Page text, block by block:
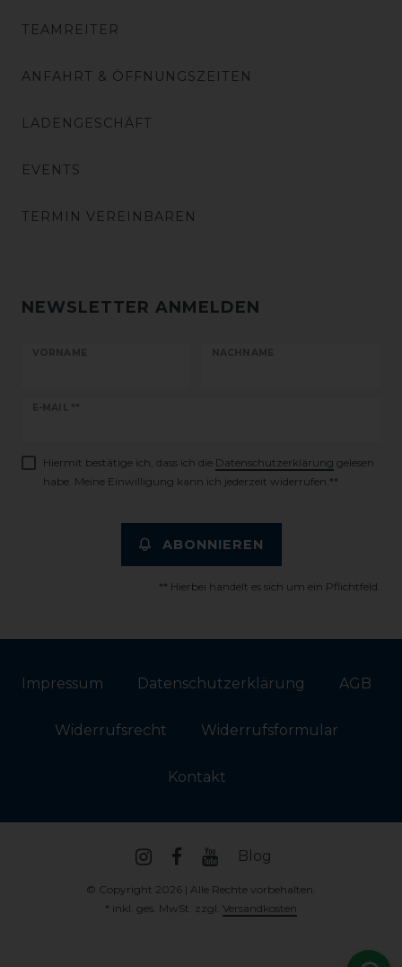
TEAMREITER
ANFAHRT & ÖFFNUNGSZEITEN
LADENGESCHÄFT
EVENTS
TERMIN VEREINBAREN
NEWSLETTER ANMELDEN
VORNAME NACHNAME
E-MAIL **
Newsletter
Hiermit bestätige ich, dass ich die Daten­schutz­erklärung gelesen
habe. Meine Einwilligung kann ich jederzeit widerrufen.**
ABONNIEREN
** Hierbei handelt es sich um ein Pflichtfeld.
Impressum Daten­schutz­erklärung AGB
Widerrufs­recht Widerrufs­formular
Kontakt
Blog
© Copyright 2026 | Alle Rechte vorbehalten.
* inkl. ges. MwSt. zzgl. Versandkosten